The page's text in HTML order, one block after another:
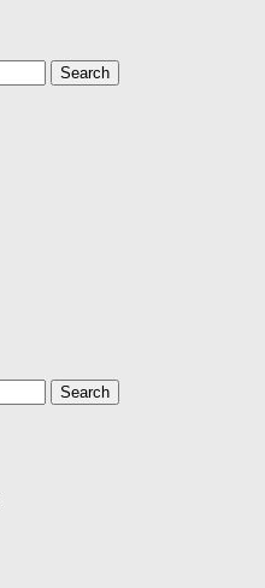
Search
Search